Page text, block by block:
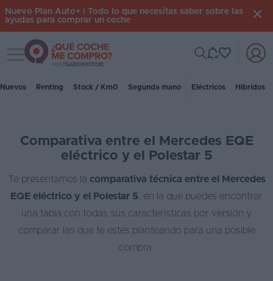
Iniciar
Coches
Renting
Suscripción
Stock
Nuevo Plan Auto+ | Todo lo que necesitas saber sobre las
ayudas para comprar un coche
Toggle navigation
Nuevos Renting Stock / Km0 Segunda mano Eléctricos Híbridos
Comparativa entre el Mercedes EQE
eléctrico y el Polestar 5
Te presentamos la comparativa técnica entre el Mercedes
EQE eléctrico y el Polestar 5 , en la que puedes encontrar
una tabla con todas sus características por versión y
comparar las que te estés planteando para una posible
compra.